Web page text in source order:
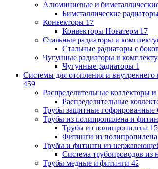
Алюминиевые и
Биметаллические радиаторы
Конвекторы 17
Конвекторы Новатерм 17
Стальные радиаторы и
Стальные радиаторы с
Чугунные радиаторы и
Чугунные радиаторы 1
Системы для отопления и внутреннего
459
Распределительные коллекторы
Распределительные
Трубы защитные гофрированные
Трубы из полипропилена и
Трубы из полипропилена 15
Фитинги из полипропилена
Трубы и фитинги из
Система трубопроводов
Трубы медные и фитинги 42